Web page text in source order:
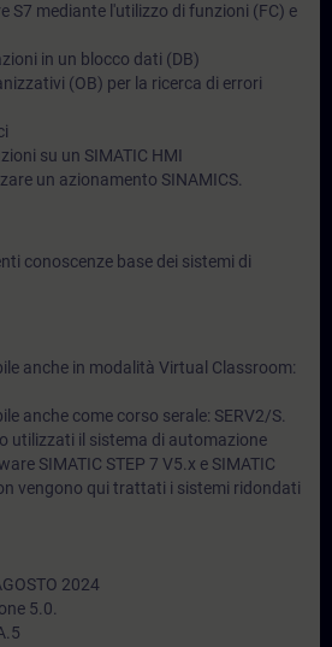
S7 mediante l'utilizzo di funzioni (FC) e
in un blocco dati (DB)
(OB) per la ricerca di errori
su un SIMATIC HMI
un azionamento SINAMICS.
conoscenze base dei sistemi di
anche in modalità Virtual Classroom:
anche come corso serale: SERV2/S.
utilizzati il sistema di automazione
SIMATIC STEP 7 V5.x e SIMATIC
vengono qui trattati i sistemi ridondati
2024
5.0.